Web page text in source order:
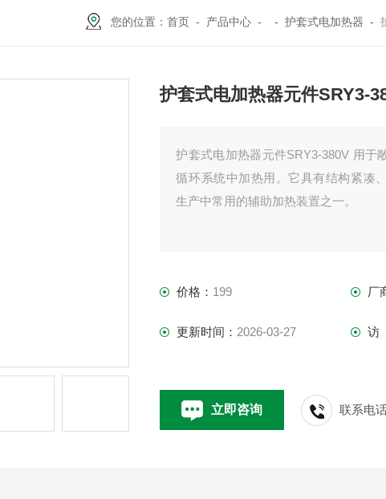
您的位置： 首页 - 产品中心 - - 护套式电加热器 -
护套式电加热器元件SRY3-
护套式电加热器元件SRY3-380V 用于
循环系统中加热用。它具有结构紧凑
生产中常用的辅助加热装置之一。
价格： 199 厂
更新时间： 2026-03-27 访
立即咨询 联系电